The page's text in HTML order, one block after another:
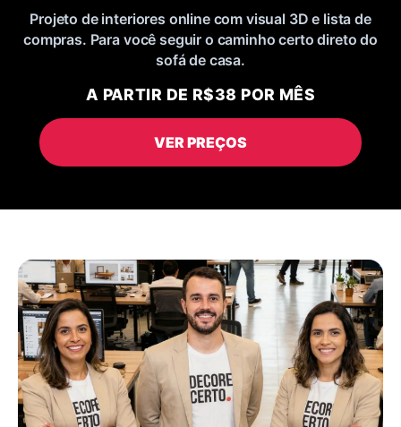
Projeto de interiores online com visual 3D e lista de
compras. Para você seguir o caminho certo direto do
sofá de casa.
A PARTIR DE R$38 POR MÊS
VER PREÇOS